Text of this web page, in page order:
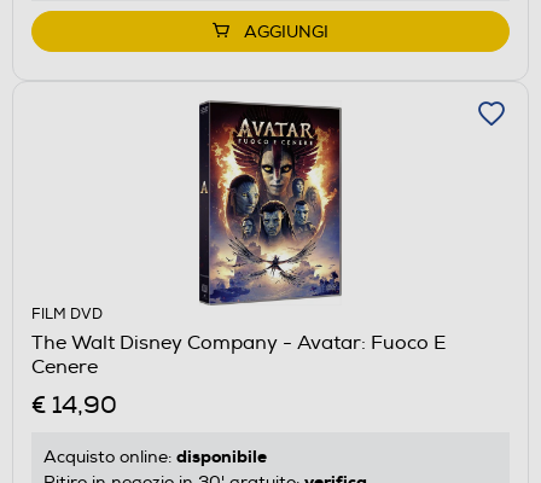
AGGIUNGI
FILM DVD
The Walt Disney Company - Avatar: Fuoco E
Cenere
€ 14,90
Acquisto online: disponibile